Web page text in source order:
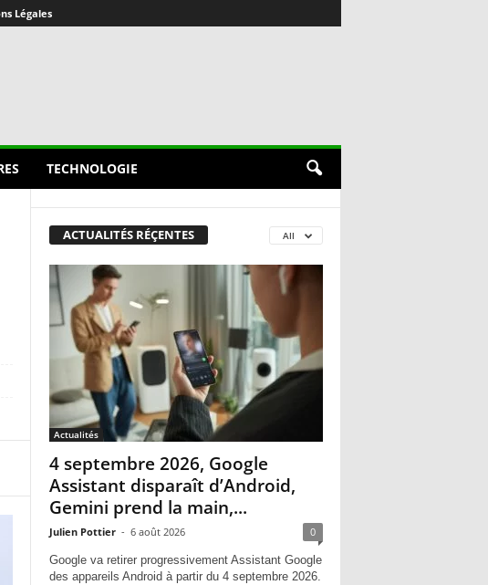
Légales
TECHNOLOGIE
ACTUALITÉS RÉÇENTES All
Actualités
4 septembre 2026, Google
Assistant disparaît d’Android,
Gemini prend la main,...
Julien Pottier - 6 août 2026 0
Google va retirer progressivement Assistant Google
des appareils Android à partir du 4 septembre 2026.